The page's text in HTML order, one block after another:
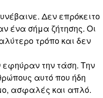
Δεν επρόκειτο
ένα σήμα ζήτησης. Οι
τρόπο και δεν
εφηύραν την τάση. Την
αυτό που ήδη
ασφαλές και απλό.